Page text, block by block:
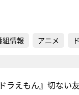
組情報 アニメ
ドラえもん』切な